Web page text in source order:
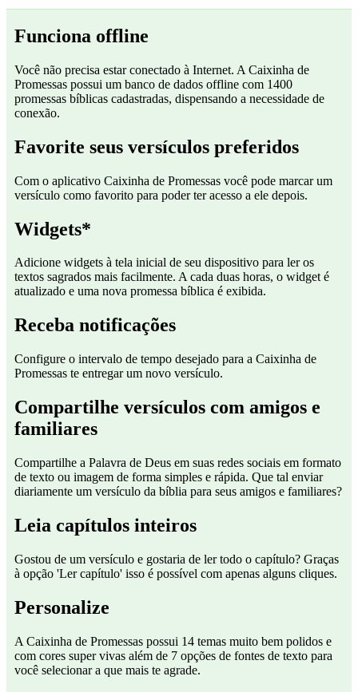
Funciona offline
Você não precisa estar conectado à Internet. A Caixinha de
Promessas possui um banco de dados offline com 1400
promessas bíblicas cadastradas, dispensando a necessidade de
conexão.
Favorite seus versículos preferidos
Com o aplicativo Caixinha de Promessas você pode marcar um
versículo como favorito para poder ter acesso a ele depois.
Widgets*
Adicione widgets à tela inicial de seu dispositivo para ler os
textos sagrados mais facilmente. A cada duas horas, o widget é
atualizado e uma nova promessa bíblica é exibida.
Receba notificações
Configure o intervalo de tempo desejado para a Caixinha de
Promessas te entregar um novo versículo.
Compartilhe versículos com amigos e
familiares
Compartilhe a Palavra de Deus em suas redes sociais em formato
de texto ou imagem de forma simples e rápida. Que tal enviar
diariamente um versículo da bíblia para seus amigos e familiares?
Leia capítulos inteiros
Gostou de um versículo e gostaria de ler todo o capítulo? Graças
à opção 'Ler capítulo' isso é possível com apenas alguns cliques.
Personalize
A Caixinha de Promessas possui 14 temas muito bem polidos e
com cores super vivas além de 7 opções de fontes de texto para
você selecionar a que mais te agrade.